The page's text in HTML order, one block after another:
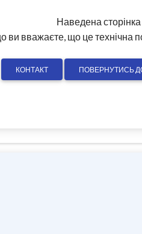
Наведена сторінка
ви вважаєте, що це технічна
КОНТАКТ ПОВЕРНУТИСЬ